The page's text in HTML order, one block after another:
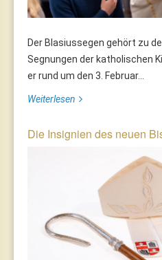
Der Blasiussegen gehört zu
Segnungen der katholischen
er rund um den 3. Februar...
Weiterlesen
Die Insignien des neuen